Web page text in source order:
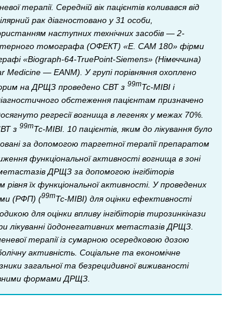
терапії. Середній вік пацієнтів коливався від
рак діагностовано у 31 особи,
наступних технічних засобів — 2-
томографа (ОФЕКТ) «E. CAM 180» фірми
«Biograph-64-TruePoint-Siemens» (Німеччина)
Medicine — EANM). У групі порівняння охоплено
на ДРЩЗ проведено СВТ з 99mTc-MIBI і
обстеження пацієнтам призначено
регресії вогнища в легенях у межах 70%.
з 99mTc-MIBI. 10 пацієнтів, яким до лікування було
за допомогою таргетної терапії препаратом
функціональної активності вогнища в зоні
ДРЩЗ за допомогою інгібіторів
їх функціональної активності. У проведених
(РФП) (99mTc-MIBI) для оцінки ефективності
для оцінки впливу інгібіторів тирозинкінази
лікуванні йодонегативних метастазів ДРЩЗ.
терапії із сумарною осередковою дозою
активність. Соціальне та економічне
загальної та безрецидивної виживаності
формами ДРЩЗ.